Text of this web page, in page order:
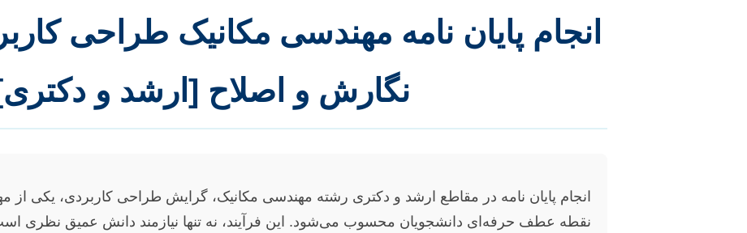
انجام پایان نامه مهندسی مکانیک طراحی
نگارش و اصلاح [ارشد و
انجام پایان نامه در مقاطع ارشد و دکتری رشته مهندسی مکانیک، گرایش طراحی کاربردی، یکی
نقطه عطف حرفه‌ای دانشجویان محسوب می‌شود. این فرآیند، نه تنها نیازمند دانش عمیق نظری